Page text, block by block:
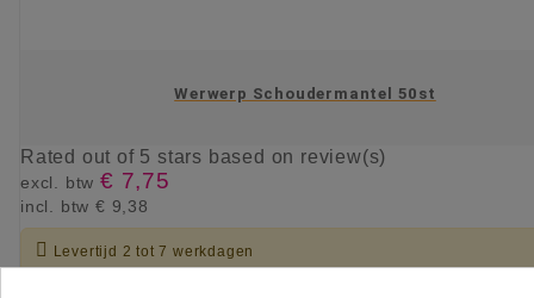
Werwerp Schoudermantel 50st
Rated out of 5 stars based on review(s)
excl. btw € 7,75
incl. btw € 9,38
 Levertijd 2 tot 7 werkdagen